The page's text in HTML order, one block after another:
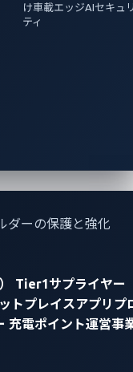
け車載エッジAIセキュ
ティ
ダーの保護と強化
Tier1サプライヤー
トプレイスアプリプ
充電ポイント運営事
では、 規制の増
スの車両セキュ
する従来の方法